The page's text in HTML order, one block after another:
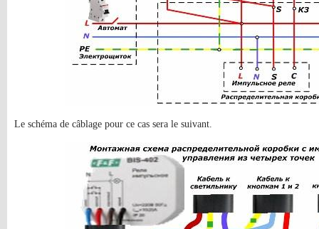
Le schéma de câblage pour ce cas sera le suivant.